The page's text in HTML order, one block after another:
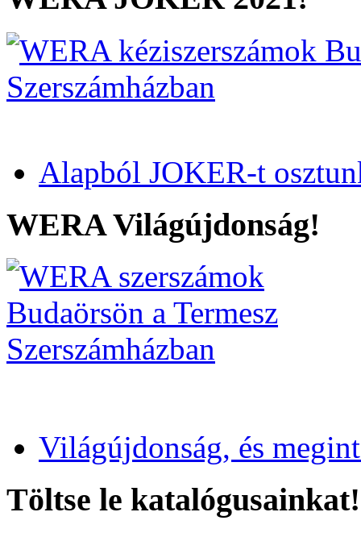
Alapból JOKER-t
WERA Világújdonság!
Világújdonság, és
Töltse le katalógusainkat!